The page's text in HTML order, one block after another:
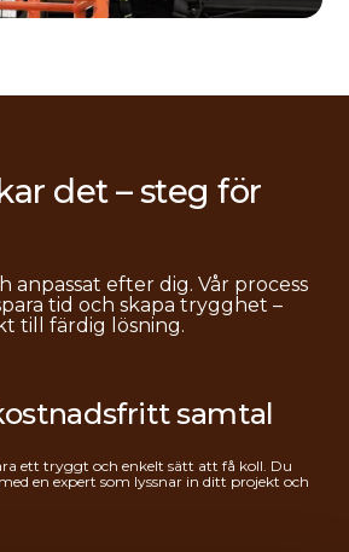
det – steg för
anpassat efter dig. Vår process
tid och skapa trygghet –
till färdig lösning.
samtal
ett tryggt och enkelt sätt att få koll. Du
en expert som lyssnar in ditt projekt och